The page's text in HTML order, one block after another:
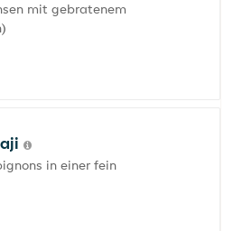
mit gebratenem
in einer fein